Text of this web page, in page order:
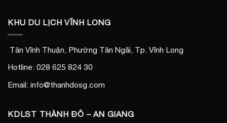
KHU DU LỊCH VĨNH LONG
Tân Vĩnh Thuận, Phường Tân Ngãi, Tp. Vĩnh Long
Hotline: 028 625 824 30
Email: info@thanhdosg.com
KDLST THÀNH ĐÔ – AN GIANG